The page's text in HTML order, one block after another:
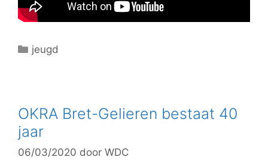
C
g
r
i
jeugd
OKRA Bret-Gelieren bestaat 40
jaar
06/03/2020 door WDC